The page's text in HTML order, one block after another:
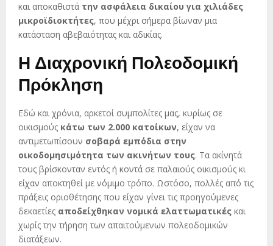
και αποκαθιστά την ασφάλεια δικαίου για χιλιάδες
μικροϊδιοκτήτες, που μέχρι σήμερα βίωναν μια
κατάσταση αβεβαιότητας και αδικίας.
Η Διαχρονική Πολεοδομική
Πρόκληση
Εδώ και χρόνια, αρκετοί συμπολίτες μας, κυρίως σε
οικισμούς κάτω των 2.000 κατοίκων, είχαν να
αντιμετωπίσουν σοβαρά εμπόδια στην
οικοδομησιμότητα των ακινήτων τους. Τα ακίνητά
τους βρίσκονταν εντός ή κοντά σε παλαιούς οικισμούς κι
είχαν αποκτηθεί με νόμιμο τρόπο. Ωστόσο, πολλές από τις
πράξεις οριοθέτησης που είχαν γίνει τις προηγούμενες
δεκαετίες αποδείχθηκαν νομικά ελαττωματικές και
χωρίς την τήρηση των απαιτούμενων πολεοδομικών
διατάξεων.